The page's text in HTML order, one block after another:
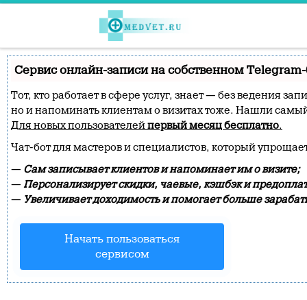
Перейти к содержимому
Сервис онлайн-записи на собственном Telegram-
Тот, кто работает в сфере услуг, знает — без ведения
но и напоминать клиентам о визитах тоже. Нашли
Для новых пользователей первый месяц бесплатно.
Чат-бот для мастеров и специалистов, который
— Сам записывает клиентов и напоминает им о визите;
— Персонализирует скидки, чаевые, кэшбэк и
— Увеличивает доходимость и помогает больше
Начать пользоваться
сервисом